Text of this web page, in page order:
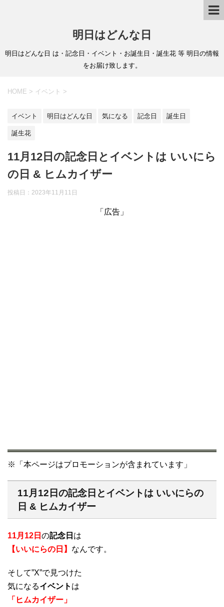
明日はどんな日
明日はどんな日 は・記念日・イベント・お誕生日・誕生花 等 明日の情報
をお届け致します。
HOME > イベント >
イベント 明日はどんな日 気になる 記念日 誕生日
誕生花
11月12日の記念日とイベントは いいにら
の日 & ヒムカイザー
投稿日： 2023年11月11日
「広告」
※「本ページはプロモーションが含まれています」
11月12日の記念日とイベントは いいにらの
日 & ヒムカイザー
11月12日 の記念日 は
【いいにらの日】 なんです。
そして”X”で見つけた
気になるイベント は
「ヒムカイザー」